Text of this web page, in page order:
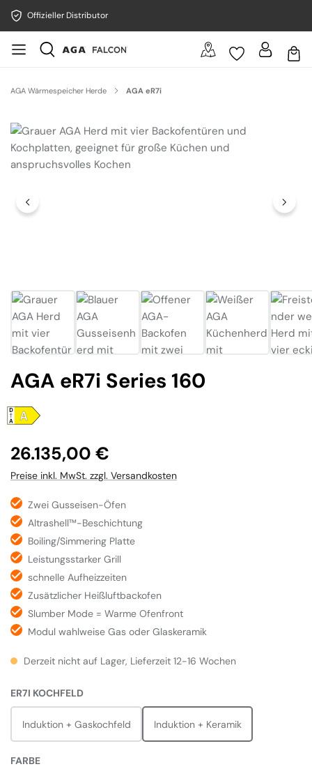
Offizieller Distributor
AGA Wärmespeicher Herde AGA eR7i
Bildergalerie überspringen
AGA eR7i Series 160
Regulärer Preis:
26.135,00 €
Preise inkl. MwSt. zzgl. Versandkosten
Zwei Gusseisen-Öfen
Altrashell™-Beschichtung
Boiling/Simmering Platte
Leistungsstarker Grill
schnelle Aufheizzeiten
Zusätzlicher Heißluftbackofen
Slumber Mode = Warme Ofenfront
Modul wahlweise Gas oder Glaskeramik
Derzeit nicht auf Lager, Lieferzeit 12-16 Wochen
ER7I KOCHFELDAUSWÄHLEN
Induktion + Gaskochfeld Induktion + Keramik
FARBEAUSWÄHLEN